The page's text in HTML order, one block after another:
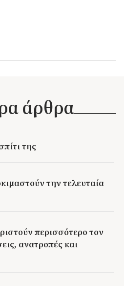
άρθρα
της
την τελευταία
περισσότερο τον
ανατροπές και